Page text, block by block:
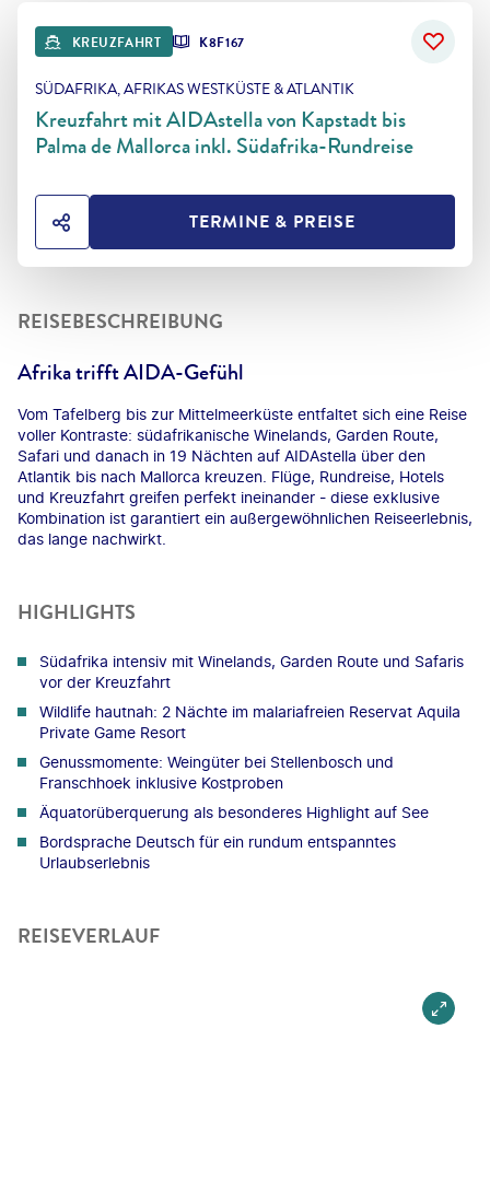
KREUZFAHRT K8F167
SÜDAFRIKA, AFRIKAS WESTKÜSTE & ATLANTIK
Kreuzfahrt mit AIDAstella von Kapstadt bis
Palma de Mallorca inkl. Südafrika-Rundreise
HOTEL TEILENTERMINE & PREISE
REISEBESCHREIBUNG
Afrika trifft AIDA-Gefühl
Vom Tafelberg bis zur Mittelmeerküste entfaltet sich eine Reise
voller Kontraste: südafrikanische Winelands, Garden Route,
Safari und danach in 19 Nächten auf AIDAstella über den
Atlantik bis nach Mallorca kreuzen. Flüge, Rundreise, Hotels
und Kreuzfahrt greifen perfekt ineinander - diese exklusive
Kombination ist garantiert ein außergewöhnlichen Reiseerlebnis,
das lange nachwirkt.
HIGHLIGHTS
Südafrika intensiv mit Winelands, Garden Route und Safaris
vor der Kreuzfahrt
Wildlife hautnah: 2 Nächte im malariafreien Reservat Aquila
Private Game Resort
Genussmomente: Weingüter bei Stellenbosch und
Franschhoek inklusive Kostproben
Äquatorüberquerung als besonderes Highlight auf See
Bordsprache Deutsch für ein rundum entspanntes
Urlaubserlebnis
REISEVERLAUF